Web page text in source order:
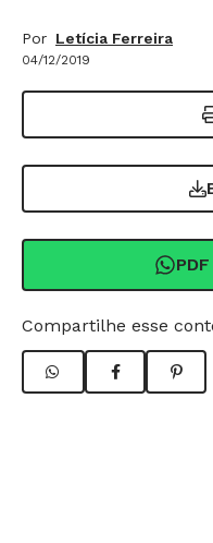
Por Letícia Ferreira
04/12/2019
Compartilhe esse